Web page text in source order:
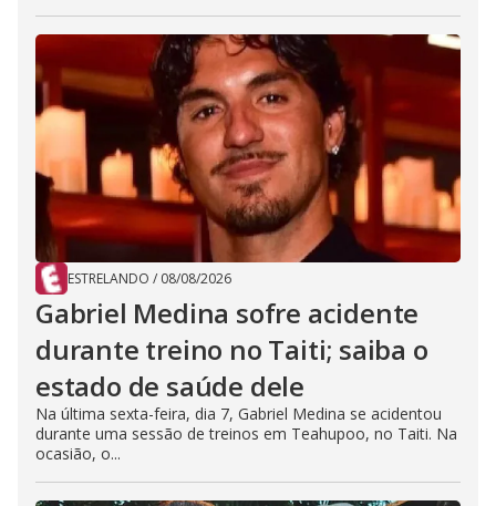
ESTRELANDO / 08/08/2026
Gabriel Medina sofre acidente
durante treino no Taiti; saiba o
estado de saúde dele
Na última sexta-feira, dia 7, Gabriel Medina se acidentou
durante uma sessão de treinos em Teahupoo, no Taiti. Na
ocasião, o...